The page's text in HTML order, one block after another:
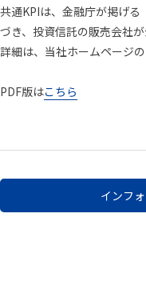
共通KPIは、金融庁が掲げ
づき、投資信託の販売会社
詳細は、当社ホームページ
PDF版はこちら
インフ